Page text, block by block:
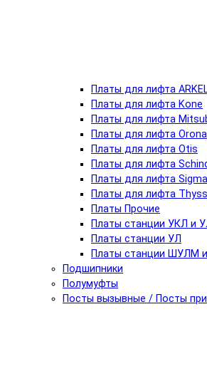
Платы для лифта
Платы для лифта Kone
Платы для лифта
Платы для лифта Orona
Платы для лифта Otis
Платы для лифта
Платы для лифта
Платы для лифта
Платы Прочие
Платы станции УКЛ и
Платы станции УЛ
Платы станции ШУЛМ
Подшипники
Полумуфты
Посты вызывные / Посты